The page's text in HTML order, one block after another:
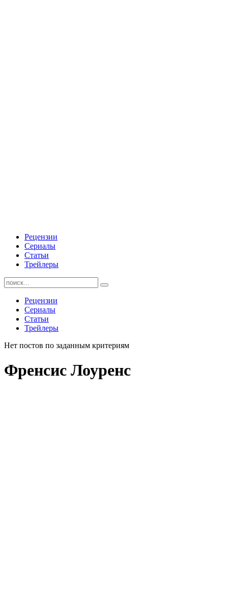
Рецензии
Сериалы
Статьи
Трейлеры
Найти:
Рецензии
Сериалы
Статьи
Трейлеры
Нет постов по заданным критериям
Френсис Лоуренс